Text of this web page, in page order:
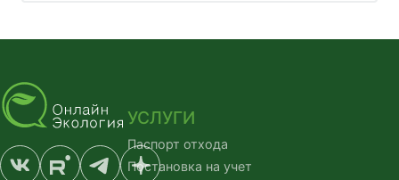
УСЛУГИ
Паспорт отхода
Постановка на учет